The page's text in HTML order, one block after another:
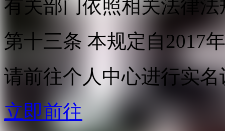
有关部门依照相关法律
第十三条 本规定自2017
请前往个人中心进行实名
立即前往